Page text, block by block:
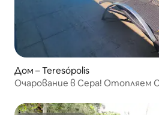
Дом – Teresópolis
Очарование в Сера! Отопляем